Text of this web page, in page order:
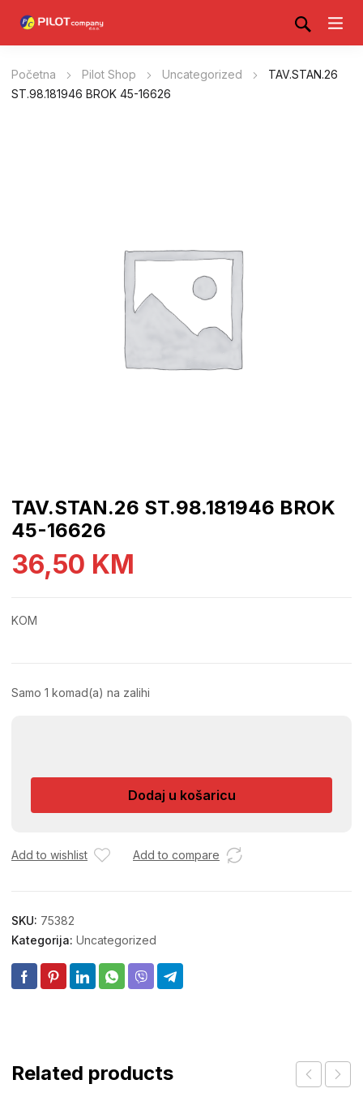
Početna Pilot Shop Uncategorized
TAV.STAN.26
ST.98.181946 BROK 45-16626
TAV.STAN.26 ST.98.181946 BROK
45-16626
36,50 KM
KOM
Samo 1 komad(a) na zalihi
BROK
16626
Dodaj u košaricu
Add to wishlist Add to compare
SKU: 75382
Kategorija: Uncategorized
Related products